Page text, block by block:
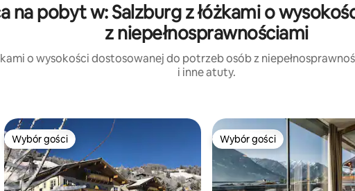
na pobyt w: Salzburg z łóżkami o
z niepełnosprawnościami
o wysokości dostosowanej do potrzeb osób z
i inne atuty.
Wybór gości
Wybór gości Wybór gości
Wybór gości